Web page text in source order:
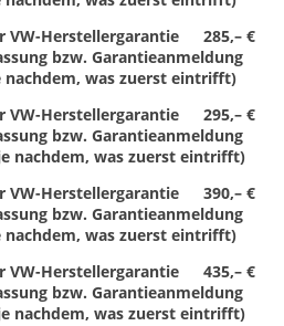
285,– €
VW-Herstellergarantie
bzw. Garantieanmeldung
nachdem, was zuerst eintrifft)
295,– €
VW-Herstellergarantie
bzw. Garantieanmeldung
nachdem, was zuerst eintrifft)
390,– €
VW-Herstellergarantie
bzw. Garantieanmeldung
nachdem, was zuerst eintrifft)
435,– €
VW-Herstellergarantie
bzw. Garantieanmeldung
nachdem, was zuerst eintrifft)